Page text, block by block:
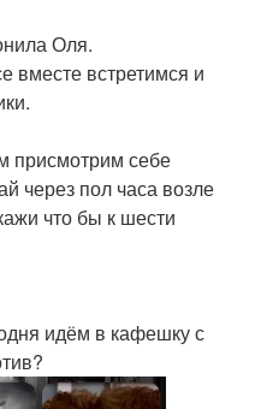
Оля.
вместе встретимся и
присмотрим себе
через пол часа возле
что бы к шести
идём в кафешку с